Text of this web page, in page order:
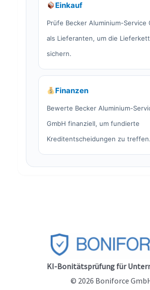
Einkauf
Prüfe Becker Aluminium-Service
als Lieferanten, um die
sichern.
Finanzen
Bewerte Becker Aluminium-
GmbH finanziell, um fundierte
Kreditentscheidungen zu treffen.
KI-Bonitätsprüfung für
© 2026 Boniforce